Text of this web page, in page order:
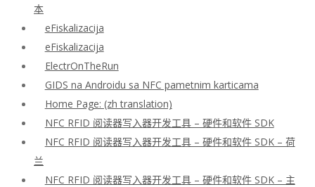
本
eFiskalizacija
eFiskalizacija
ElectrOnTheRun
GIDS na Androidu sa NFC pametnim karticama
Home Page: (zh translation)
NFC RFID 阅读器写入器开发工具 – 硬件和软件 SDK
NFC RFID 阅读器写入器开发工具 – 硬件和软件 SDK – 荷
兰
NFC RFID 阅读器写入器开发工具 – 硬件和软件 SDK – 主